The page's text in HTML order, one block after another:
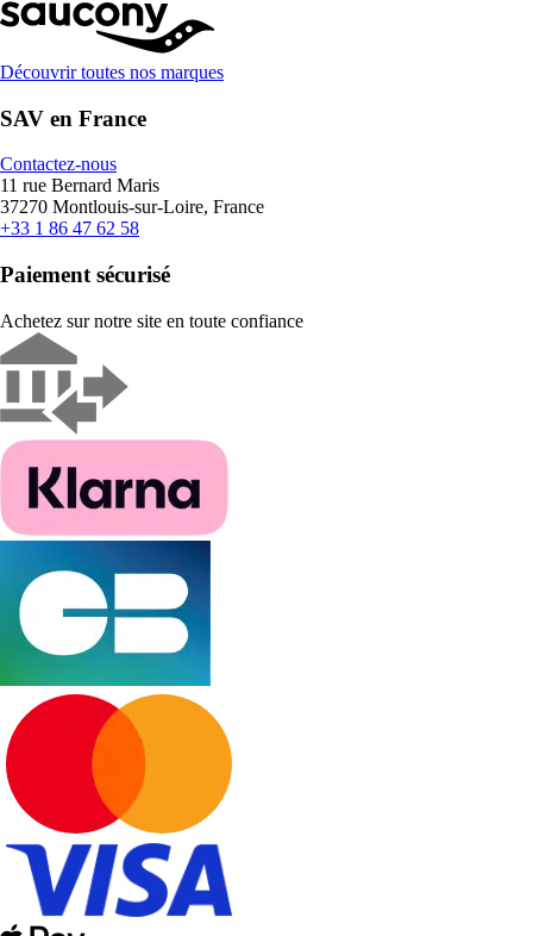
Découvrir toutes nos marques
SAV en France
Contactez-nous
11 rue Bernard Maris
37270 Montlouis-sur-Loire, France
+33 1 86 47 62 58
Paiement sécurisé
Achetez sur notre site en toute confiance